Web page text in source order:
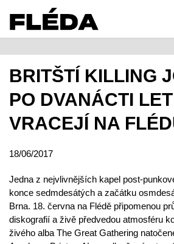
BRITŠTÍ KILLING
PO DVANÁCTI
VRACEJÍ NA
18/06/2017
Jedna z nejvlivnějších kapel post-
konce sedmdesátých a začátku
Brna. 18. června na Flédě připomenou
diskografií a živě předvedou atmosféru
živého alba The Great Gathering